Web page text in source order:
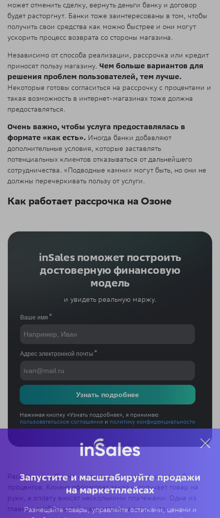
может отменить сделку, вернуть деньги банку и договор
будет расторгнут. Банки тоже заинтересованы в том, чтобы
получить свои средства как можно быстрее и они могут
ускорить процесс возврата со стороны магазина.
Независимо от способа реализации, рассрочка или кредит
приносят пользу магазину. Чем больше вариантов для
решения проблем пользователей, тем лучше.
Некоторые готовы согласиться на рассрочку с процентами и
такая возможность в интернет-магазинах тоже должна
предоставляться.
Очень важно, чтобы услуга предоставлялась в
формате «как есть». Иногда банки добавляют
дополнительные условия, которые заставлять
потенциальных клиентов отказываться от дальнейшего
сотрудничества. «Подводные камни» могут быть, но они не
должны перечеркивать пользу от услуги.
Как работает рассрочка на Озоне
inSales поможет построить
достоверную финансовую
модель
и увидеть реальную маржу.
Нажимая кнопку «Узнать подробнее», я принимаю
пользовательское соглашение и политику конфиденциальности
Рассрочка на Озоне — стандартная оплата частями без
процентов. Клиент оформляет заказ и получает товар на
руки, а оплату вносят несколькими платежами. Одна из
главных особенностей маркетплейса в том, что
Запустите и масштабируйте продажи
на маркетплейсах
Размещайте товары, управляйте остатками, ценами и